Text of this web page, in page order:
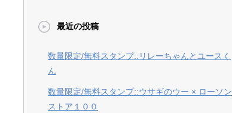
最近の投稿
数量限定/無料スタンプ::リレーちゃんとユースく
ん
数量限定/無料スタンプ::ウサギのウー × ローソン
ストア１００